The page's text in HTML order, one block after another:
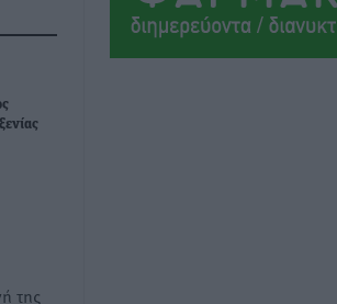
της
ΣΕΤΕ: Σημαντική θεσμική